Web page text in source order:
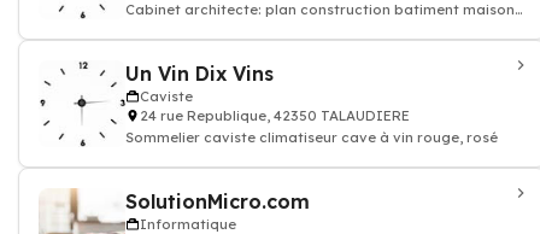
Cabinet architecte: plan construction batiment maison,
Un Vin Dix Vins
Caviste
24 rue Republique, 42350 TALAUDIERE
Sommelier caviste climatiseur cave à vin rouge, rosé
SolutionMicro.com
Informatique